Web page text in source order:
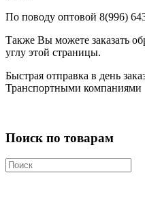
По поводу оптовой 8(996)
Также Вы можете заказать
углу этой страницы.
Быстрая отправка в день
Транспортными компаниями
Поиск по товарам